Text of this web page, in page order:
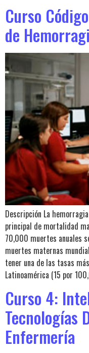
Curso
de
Descripción La
principal de mortalidad
70,000 muertes anuales
muertes maternas
tener una de las tasas
Latinoamérica (15 por
Curso 4:
Tecnologías
Enfermería